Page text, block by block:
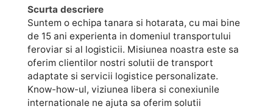
Scurta descriere
Suntem o echipa tanara si hotarata, cu mai bine
de 15 ani experienta in domeniul transportului
feroviar si al logisticii. Misiunea noastra este sa
oferim clientilor nostri solutii de transport
adaptate si servicii logistice personalizate.
Know-how-ul, viziunea libera si conexiunile
internationale ne ajuta sa oferim solutii